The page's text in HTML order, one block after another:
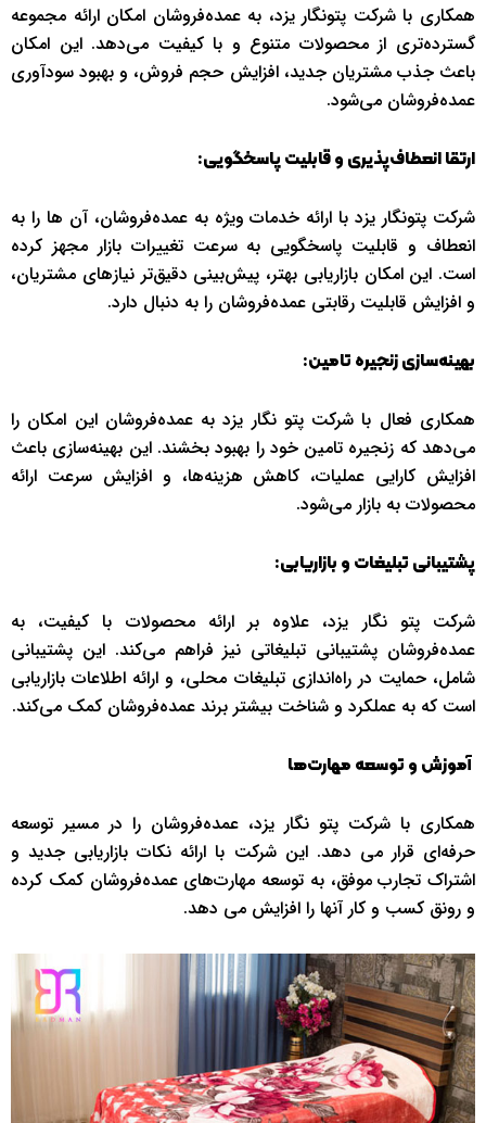
همکاری با شرکت پتونگار یزد، به عمده‌فروشان امکان ارائه مجموعه
گسترده‌تری از محصولات متنوع و با کیفیت می‌دهد. این امکان
باعث جذب مشتریان جدید، افزایش حجم فروش، و بهبود سودآوری
عمده‌فروشان می‌شود.
ارتقا انعطاف‌پذیری و قابلیت پاسخگویی:
شرکت پتونگار یزد با ارائه خدمات ویژه به عمده‌فروشان، آن ها را به
انعطاف و قابلیت پاسخگویی به سرعت تغییرات بازار مجهز کرده
است. این امکان بازاریابی بهتر، پیش‌بینی دقیق‌تر نیازهای مشتریان،
و افزایش قابلیت رقابتی عمده‌فروشان را به دنبال دارد.
بهینه‌سازی زنجیره تامین:
همکاری فعال با شرکت پتو نگار یزد به عمده‌فروشان این امکان را
می‌دهد که زنجیره تامین خود را بهبود بخشند. این بهینه‌سازی باعث
افزایش کارایی عملیات، کاهش هزینه‌ها، و افزایش سرعت ارائه
محصولات به بازار می‌شود.
پشتیبانی تبلیغات و بازاریابی:
شرکت پتو نگار یزد، علاوه بر ارائه محصولات با کیفیت، به
عمده‌فروشان پشتیبانی تبلیغاتی نیز فراهم می‌کند. این پشتیبانی
شامل، حمایت در راه‌اندازی تبلیغات محلی، و ارائه اطلاعات بازاریابی
است که به عملکرد و شناخت بیشتر برند عمده‌فروشان کمک می‌کند.
آموزش و توسعه مهارت‌ها
همکاری با شرکت پتو نگار یزد، عمده‌فروشان را در مسیر توسعه
حرفه‌ای قرار می دهد. این شرکت با ارائه نکات بازاریابی جدید و
اشتراک تجارب موفق، به توسعه مهارت‌های عمده‌فروشان کمک کرده
و رونق کسب و کار آنها را افزایش می دهد.